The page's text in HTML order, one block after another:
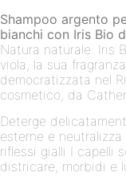
Shampoo argento
bianchi con Iris Bio
Natura naturale: Iris
viola, la sua
democratizzata nel
cosmetico, da
Deterge
esterne e neutralizza
riflessi gialli I capelli
districare, morbidi e